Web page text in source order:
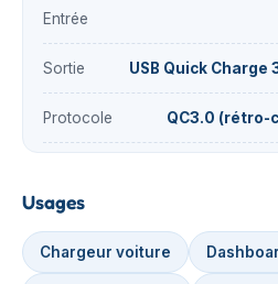
Entrée
Sortie USB Quick Charge
Protocole QC3.0 (rétro-
Usages
Chargeur voiture